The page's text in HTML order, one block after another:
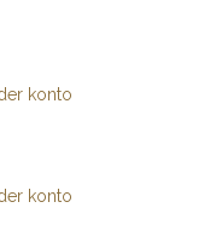
konto
konto